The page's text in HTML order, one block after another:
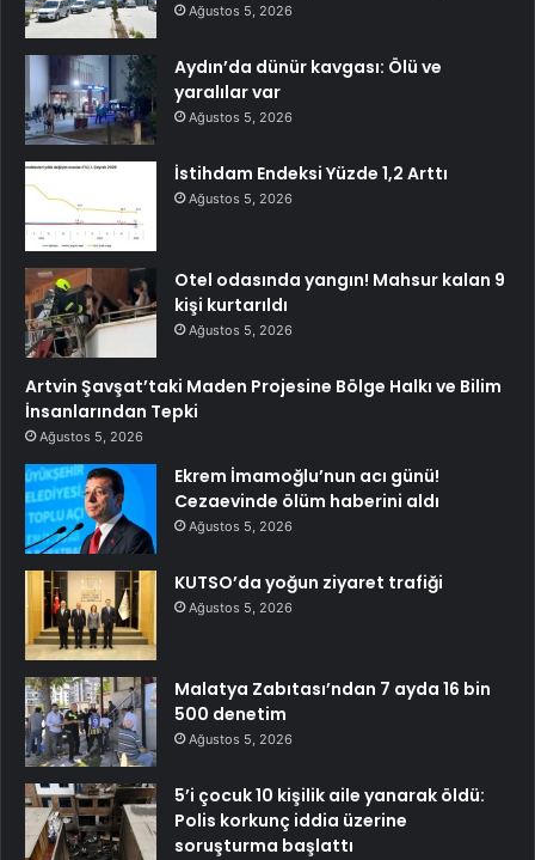
Ağustos 5, 2026
Aydın’da dünür kavgası: Ölü ve
yaralılar var
Ağustos 5, 2026
İstihdam Endeksi Yüzde 1,2 Arttı
Ağustos 5, 2026
Otel odasında yangın! Mahsur kalan 9
kişi kurtarıldı
Ağustos 5, 2026
Artvin Şavşat’taki Maden Projesine Bölge Halkı ve Bilim
İnsanlarından Tepki
Ağustos 5, 2026
Ekrem İmamoğlu’nun acı günü!
Cezaevinde ölüm haberini aldı
Ağustos 5, 2026
KUTSO’da yoğun ziyaret trafiği
Ağustos 5, 2026
Malatya Zabıtası’ndan 7 ayda 16 bin
500 denetim
Ağustos 5, 2026
5’i çocuk 10 kişilik aile yanarak öldü:
Polis korkunç iddia üzerine
soruşturma başlattı